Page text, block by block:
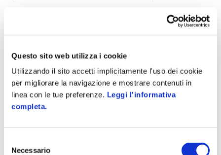
Questo sito web utilizza i cookie
Utilizzando il sito accetti implicitamente l'uso dei cookie
per migliorare la navigazione e mostrare contenuti in
linea con le tue preferenze. Leggi l'informativa
completa.
delNecessario
Cerchi una soluzione per la gestione degli aggiornamenti
software?
Zucchetti